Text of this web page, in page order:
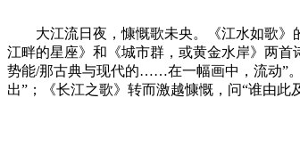
大江流日夜，慷慨歌未央。《江水如歌》的
江畔的星座》和《城市群，或黄金水岸》两
势能/那古典与现代的……在一幅画中，流动”
出”；《长江之歌》转而激越慷慨，问“谁由